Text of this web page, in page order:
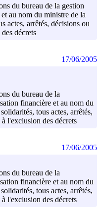
du bureau de la gestion
au nom du ministre de la
actes, arrêtés, décisions ou
décrets
du bureau de la
financière et au nom du
tous actes, arrêtés,
l'exclusion des décrets
17/06/2005
du bureau de la
financière et au nom du
tous actes, arrêtés,
l'exclusion des décrets
17/06/2005